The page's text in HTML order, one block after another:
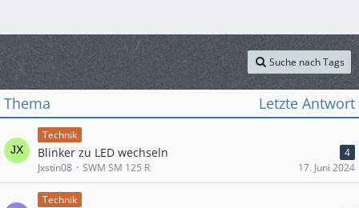
Suche nach Tags
Thema Letzte Antwort
Technik
Blinker zu LED wechseln
4
Jxstin08
SWM SM 125 R 17. Juni 2024
Technik